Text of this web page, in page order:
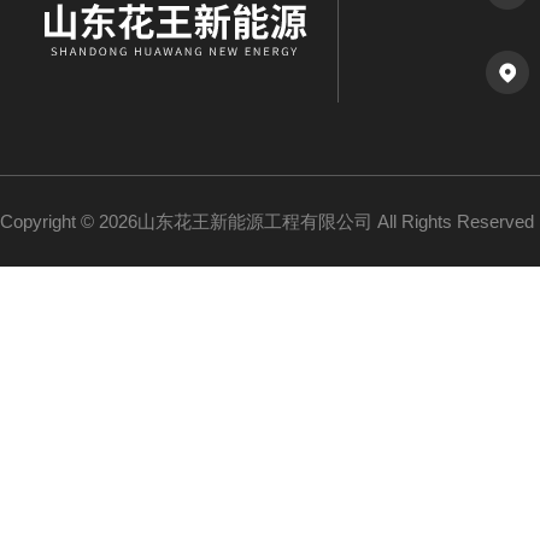
Copyright © 2026山东花王新能源工程有限公司 All Rights